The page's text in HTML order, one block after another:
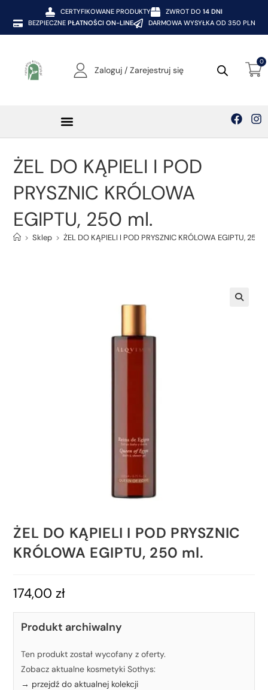
CERTYFIKOWANE PRODUKTY ZWROT DO 14 DNI
BEZPIECZNE PŁATNOŚCI ON-LINE DARMOWA WYSYŁKA OD 350 PLN
Zaloguj / Zarejestruj się
0
ŻEL DO KĄPIELI I POD
PRYSZNIC KRÓLOWA
EGIPTU, 250 ml.
> Sklep > ŻEL DO KĄPIELI I POD PRYSZNIC KRÓLOWA EGIPTU, 250
ŻEL DO KĄPIELI I POD PRYSZNIC
KRÓLOWA EGIPTU, 250 ml.
174,00zł
Produkt archiwalny
Ten produkt został wycofany z oferty.
Zobacz aktualne kosmetyki Sothys:
→ przejdź do aktualnej kolekcji